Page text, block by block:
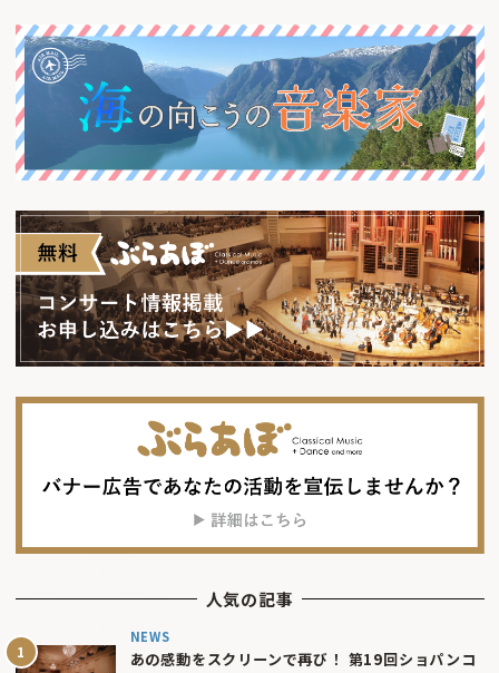
人気の記事
NEWS
あの感動をスクリーンで再び！ 第19回ショパンコ